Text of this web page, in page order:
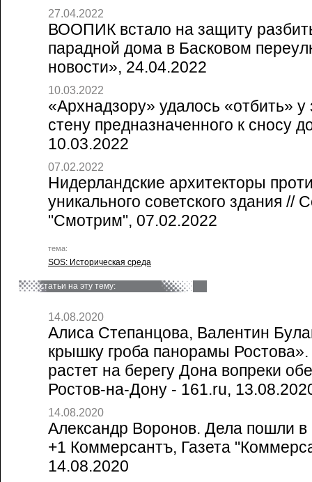
27.04.2022
ВООПИК встало на защиту
парадной дома в Басковом
новости», 24.04.2022
10.03.2022
«Архнадзору» удалось «отбить»
стену предназначенного к сносу
10.03.2022
07.02.2022
Нидерландские архитекторы
уникального советского здания //
"Смотрим", 07.02.2022
тема:
SOS: Историческая среда
статьи на эту тему:
14.08.2020
Алиса Степанцова, Валентин
крышку гроба панорамы
растет на берегу Дона вопреки
Ростов-на-Дону - 161.ru,
14.08.2020
Александр Воронов. Дела пошли в
+1 Коммерсантъ, Газета
14.08.2020